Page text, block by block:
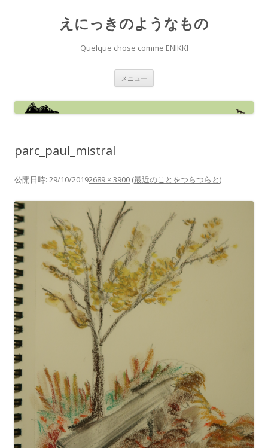
えにっきのようなもの
Quelque chose comme ENIKKI
メニュー
ン
へ
parc_paul_mistral
公開日時: 29/10/20192689 × 3900 (最近のことをつらつらと)